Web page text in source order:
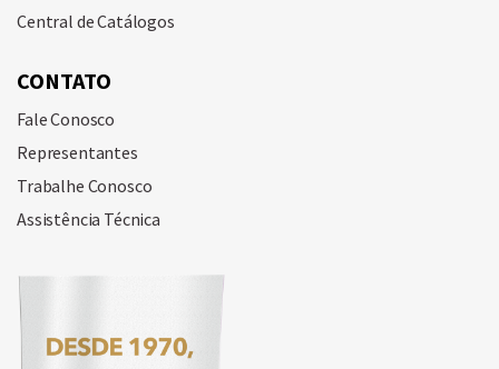
Central de Catálogos
CONTATO
Fale Conosco
Representantes
Trabalhe Conosco
Assistência Técnica